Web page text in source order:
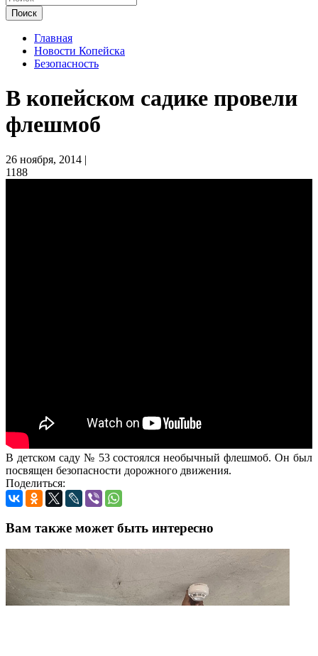
Главная
Новости Копейска
Безопасность
В копейском садике провели
флешмоб
26 ноября, 2014 |
1188
В детском саду № 53 состоялся необычный флешмоб. Он был
посвящен безопасности дорожного движения.
Поделиться:
Вам также может быть интересно